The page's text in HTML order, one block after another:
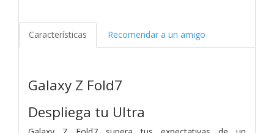
Características Recomendar a un amigo
Galaxy Z Fold7
Despliega tu Ultra